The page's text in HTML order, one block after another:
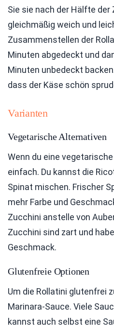
Sie sie nach der Hälfte der
gleichmäßig weich und
Zusammenstellen der
Minuten abgedeckt und
Minuten unbedeckt
dass der Käse schön
Varianten
Vegetarische Alternativen
Wenn du eine
einfach. Du kannst die
Spinat mischen. Frischer
mehr Farbe und
Zucchini anstelle von
Zucchini sind zart und
Geschmack.
Glutenfreie Optionen
Um die Rollatini glutenfrei
Marinara-Sauce. Viele
kannst auch selbst eine